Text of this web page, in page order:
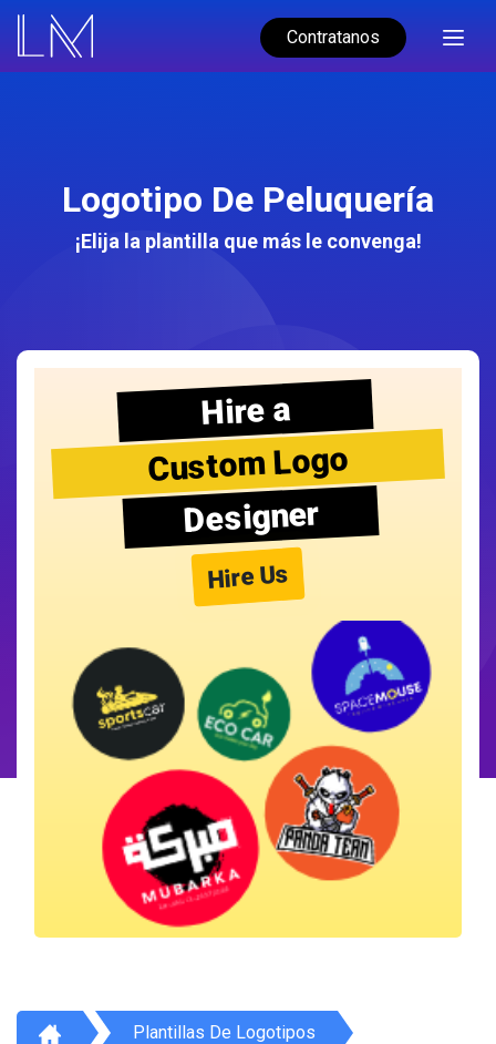
Contratanos
Logotipo De Peluquería
¡Elija la plantilla que más le convenga!
Hire a
Custom Logo
Designer
Hire Us
Plantillas De Logotipos